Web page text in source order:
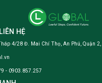
HỆ
4/28 Đ. Mai Chí Thọ, An Phú, Quận
- 0903.857.257